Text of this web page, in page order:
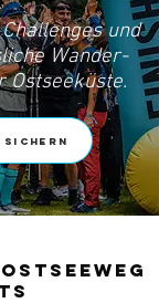
und
Wander-
Ostseeküste.
Ostseeweg